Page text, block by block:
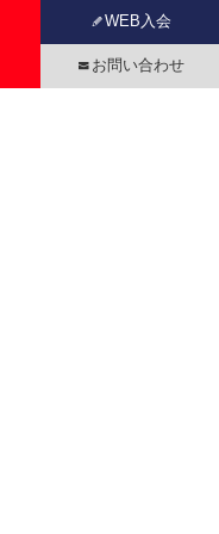
WEB入会
お問い合わせ